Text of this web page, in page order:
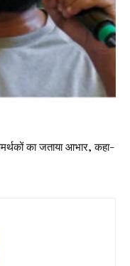
का जताया आभार, कहा-